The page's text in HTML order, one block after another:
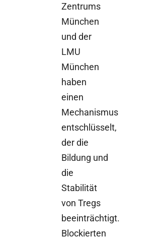
Zentrums
München
und der
LMU
München
haben
einen
Mechanismus
entschlüsselt,
der die
Bildung und
die
Stabilität
von Tregs
beeinträchtigt.
Blockierten